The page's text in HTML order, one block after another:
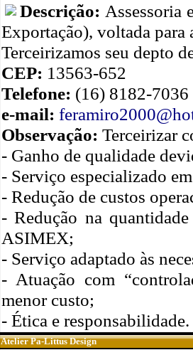
Descrição: Assessoria
Exportação), voltada para
Terceirizamos seu depto
CEP: 13563-652
Telefone: (16) 8182-
e-mail:
Observação: Terceirizar
- Ganho de qualidade
- Serviço especializado
- Redução de custos
- Redução na
ASIMEX;
- Serviço adaptado às
- Atuação com
menor custo;
- Ética e responsabilidade.
Atelier Pa-Littus Design